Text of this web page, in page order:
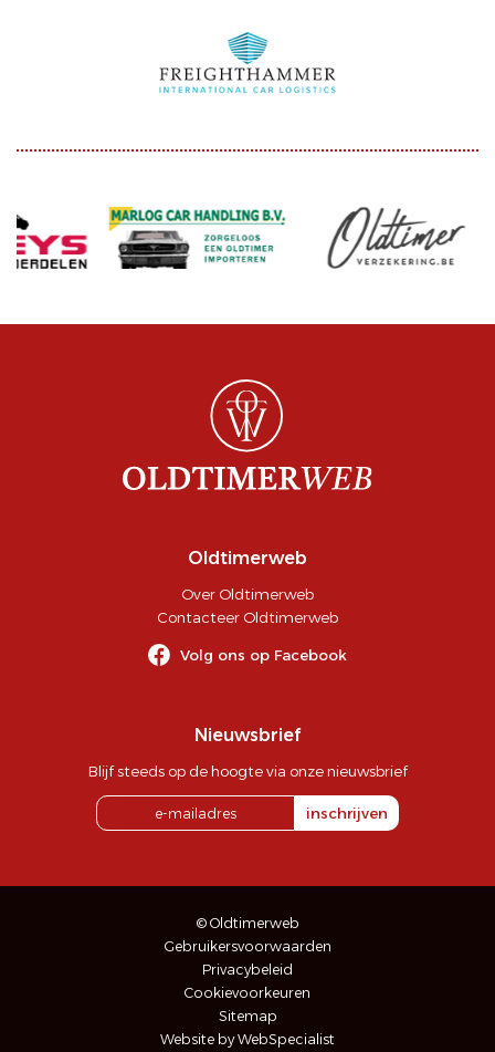
Oldtimerweb
Over Oldtimerweb
Contacteer Oldtimerweb
Volg ons op Facebook
Nieuwsbrief
Blijf steeds op de hoogte via onze nieuwsbrief
inschrijven
© Oldtimerweb
Gebruikersvoorwaarden
Privacybeleid
Cookievoorkeuren
Sitemap
Website by WebSpecialist